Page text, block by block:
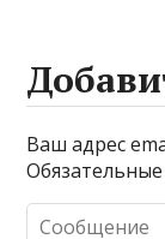
Ваш адрес